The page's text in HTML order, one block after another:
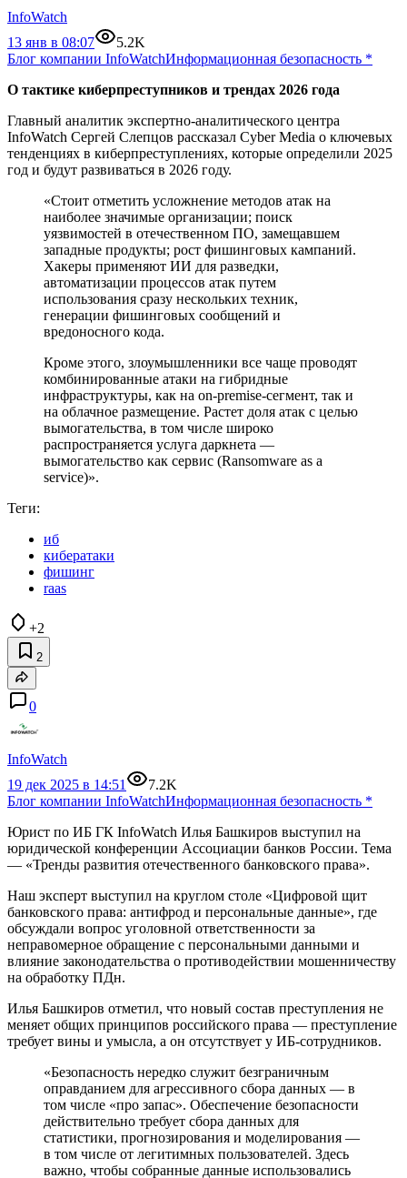
InfoWatch
13 янв в 08:07
5.2K
Блог компании InfoWatchИнформационная безопасность *
О тактике киберпреступников и трендах 2026 года
Главный аналитик экспертно-аналитического центра
InfoWatch Сергей Слепцов рассказал Cyber Media о ключевых
тенденциях в киберпреступлениях, которые определили 2025
год и будут развиваться в 2026 году.
«Стоит отметить усложнение методов атак на
наиболее значимые организации; поиск
уязвимостей в отечественном ПО, замещавшем
западные продукты; рост фишинговых кампаний.
Хакеры применяют ИИ для разведки,
автоматизации процессов атак путем
использования сразу нескольких техник,
генерации фишинговых сообщений и
вредоносного кода.
Кроме этого, злоумышленники все чаще проводят
комбинированные атаки на гибридные
инфраструктуры, как на on-premise-сегмент, так и
на облачное размещение. Растет доля атак с целью
вымогательства, в том числе широко
распространяется услуга даркнета —
вымогательство как сервис (Ransomware as a
service)».
Теги:
иб
кибератаки
фишинг
raas
+2
2
0
InfoWatch
19 дек 2025 в 14:51
7.2K
Блог компании InfoWatchИнформационная безопасность *
Юрист по ИБ ГК InfoWatch Илья Башкиров выступил на
юридической конференции Ассоциации банков России. Тема
— «Тренды развития отечественного банковского права».
Наш эксперт выступил на круглом столе «Цифровой щит
банковского права: антифрод и персональные данные», где
обсуждали вопрос уголовной ответственности за
неправомерное обращение с персональными данными и
влияние законодательства о противодействии мошенничеству
на обработку ПДн.
Илья Башкиров отметил, что новый состав преступления не
меняет общих принципов российского права ­— преступление
требует вины и умысла, а он отсутствует у ИБ‑сотрудников.
«Безопасность нередко служит безграничным
оправданием для агрессивного сбора данных — в
том числе «про запас». Обеспечение безопасности
действительно требует сбора данных для
статистики, прогнозирования и моделирования —
в том числе от легитимных пользователей. Здесь
важно, чтобы собранные данные использовались